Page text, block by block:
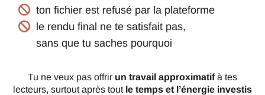
ton fichier est refusé par la plateforme
le rendu final ne te satisfait pas,
sans que tu saches pourquoi
Tu ne veux pas offrir un travail approximatifà tes
lecteurs, surtout après tout le temps et l’énergie investis